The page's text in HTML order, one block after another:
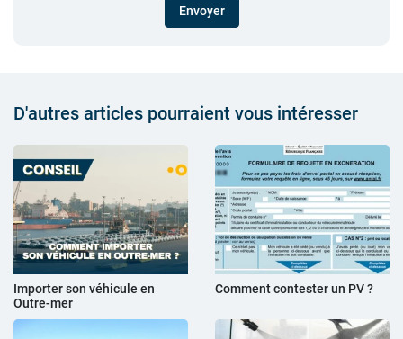
Envoyer
D'autres articles pourraient vous intéresser
Importer son véhicule en
Outre-mer
Comment contester un PV ?